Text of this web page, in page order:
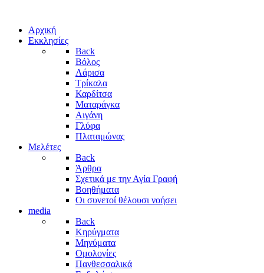
Αρχική
Εκκλησίες
Back
Βόλος
Λάρισα
Τρίκαλα
Καρδίτσα
Ματαράγκα
Αιγάνη
Γλύφα
Πλαταμώνας
Μελέτες
Back
Άρθρα
Σχετικά με την Αγία Γραφή
Βοηθήματα
Οι συνετοί θέλουσι νοήσει
media
Back
Κηρύγματα
Μηνύματα
Ομολογίες
Πανθεσσαλικά